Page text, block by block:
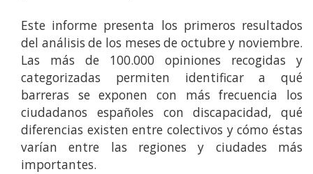
Este informe presenta los primeros resultados
del análisis de los meses de octubre y noviembre.
Las más de 100.000 opiniones recogidas y
categorizadas permiten identificar a qué
barreras se exponen con más frecuencia los
ciudadanos españoles con discapacidad, qué
diferencias existen entre colectivos y cómo éstas
varían entre las regiones y ciudades más
importantes.